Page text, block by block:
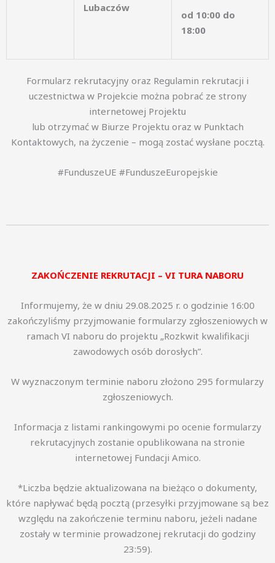
Lubaczów
od 10:00 do
18:00
Formularz rekrutacyjny oraz Regulamin rekrutacji i
uczestnictwa w Projekcie można pobrać ze strony
internetowej Projektu
lub otrzymać w Biurze Projektu oraz w Punktach
Kontaktowych, na życzenie – mogą zostać wysłane pocztą.
#FunduszeUE #FunduszeEuropejskie
ZAKOŃCZENIE REKRUTACJI – VI TURA NABORU
Informujemy, że w dniu 29.08.2025 r. o godzinie 16:00
zakończyliśmy przyjmowanie formularzy zgłoszeniowych w
ramach VI naboru do projektu „Rozkwit kwalifikacji
zawodowych osób dorosłych”.
W wyznaczonym terminie naboru złożono 295 formularzy
zgłoszeniowych.
Informacja z listami rankingowymi po ocenie formularzy
rekrutacyjnych zostanie opublikowana na stronie
internetowej Fundacji Amico.
*Liczba będzie aktualizowana na bieżąco o dokumenty,
które napływać będą pocztą (przesyłki przyjmowane są bez
względu na zakończenie terminu naboru, jeżeli nadane
zostały w terminie prowadzonej rekrutacji do godziny
23:59).